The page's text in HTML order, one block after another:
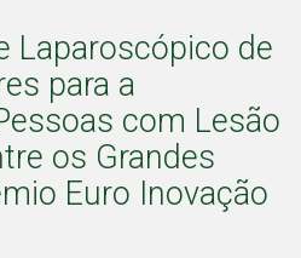
Laparoscópico de
para a
com Lesão
os Grandes
Euro Inovação